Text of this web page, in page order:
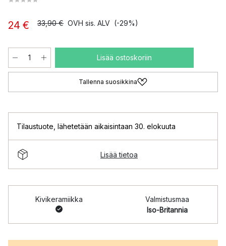
24 € 33,90 € OVH sis. ALV (-29%)
Lisää ostoskoriin
Tallenna suosikkina
Tilaustuote lähetetään aikaisintaan 30. elokuuta
Lisää tietoa
Kivikeramiikka
Valmistusmaa
Iso-Britannia